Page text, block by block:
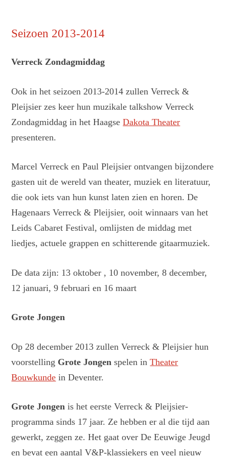
Seizoen 2013-2014
Verreck Zondagmiddag
Ook in het seizoen 2013-2014 zullen Verreck &
Pleijsier zes keer hun muzikale talkshow Verreck
Zondagmiddag in het HaagseDakota Theater
presenteren.
Marcel Verreck en Paul Pleijsier ontvangen bijzondere
gasten uit de wereld van theater, muziek en literatuur,
die ook iets van hun kunst laten zien en horen. De
Hagenaars Verreck & Pleijsier, ooit winnaars van het
Leids Cabaret Festival, omlijsten de middag met
liedjes, actuele grappen en schitterende gitaarmuziek.
De data zijn: 13 oktober , 10 november, 8 december,
12 januari, 9 februari en 16 maart
Grote Jongen
Op 28 december 2013 zullen Verreck & Pleijsier hun
voorstelling Grote Jongen spelen inTheater
Bouwkunde in Deventer.
Grote Jongen is het eerste Verreck & Pleijsier-
programma sinds 17 jaar. Ze hebben er al die tijd aan
gewerkt, zeggen ze. Het gaat over De Eeuwige Jeugd
en bevat een aantal V&P-klassiekers en veel nieuw